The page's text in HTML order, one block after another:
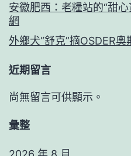
安徽肥西：老糧站的“甜
網
外鄉犬“舒克”摘OSDER
近期留言
尚無留言可供顯示。
彙整